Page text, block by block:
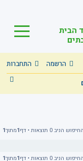
הבית
התחברות
הרשמה
י
החיפוש הניב 0 תוצאות • דף
1מתוך1
החיפוש הניב 0 תוצאות • דף 1מתוך1